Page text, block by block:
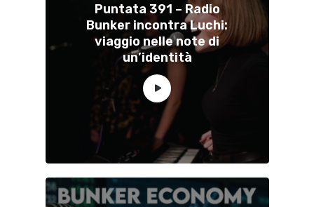
Puntata 391 – Radio
Bunker incontra Luchi:
viaggio nelle note di
un’identità